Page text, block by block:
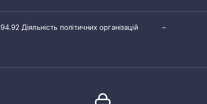
94.92 Діяльність політичних організацій –